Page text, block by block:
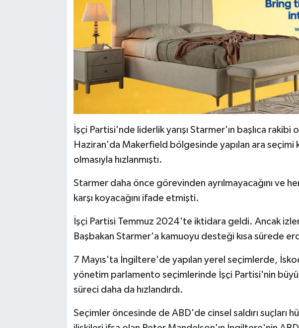
İşçi Partisi'nde liderlik yarışı Starmer'ın başlıca rakibi
Haziran'da Makerfield bölgesinde yapılan ara seçimi
olmasıyla hızlanmıştı.
Starmer daha önce görevinden ayrılmayacağını ve
karşı koyacağını ifade etmişti.
İşçi Partisi Temmuz 2024'te iktidara geldi. Ancak
Başbakan Starmer'a kamuoyu desteği kısa sürede
7 Mayıs'ta İngiltere'de yapılan yerel seçimlerde,
yönetim parlamento seçimlerinde İşçi Partisi'nin
süreci daha da hızlandırdı.
Seçimler öncesinde de ABD'de cinsel saldırı suçları